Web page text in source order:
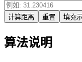
计算距离 重置 填充
算法说明